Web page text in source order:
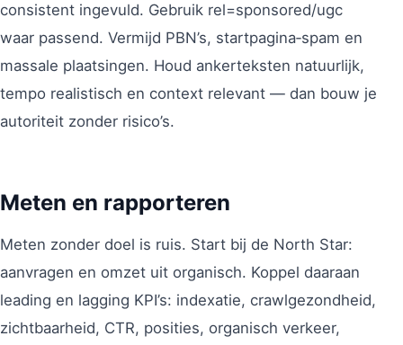
consistent ingevuld. Gebruik rel=sponsored/ugc
waar passend. Vermijd PBN’s, startpagina‑spam en
massale plaatsingen. Houd ankerteksten natuurlijk,
tempo realistisch en context relevant — dan bouw je
autoriteit zonder risico’s.
Meten en rapporteren
Meten zonder doel is ruis. Start bij de North Star:
aanvragen en omzet uit organisch. Koppel daaraan
leading en lagging KPI’s: indexatie, crawlgezondheid,
zichtbaarheid, CTR, posities, organisch verkeer,